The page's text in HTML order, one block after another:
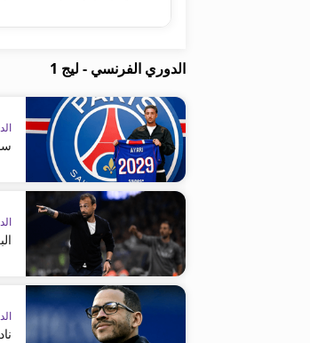
الدوري الفرنسي - ليج 1